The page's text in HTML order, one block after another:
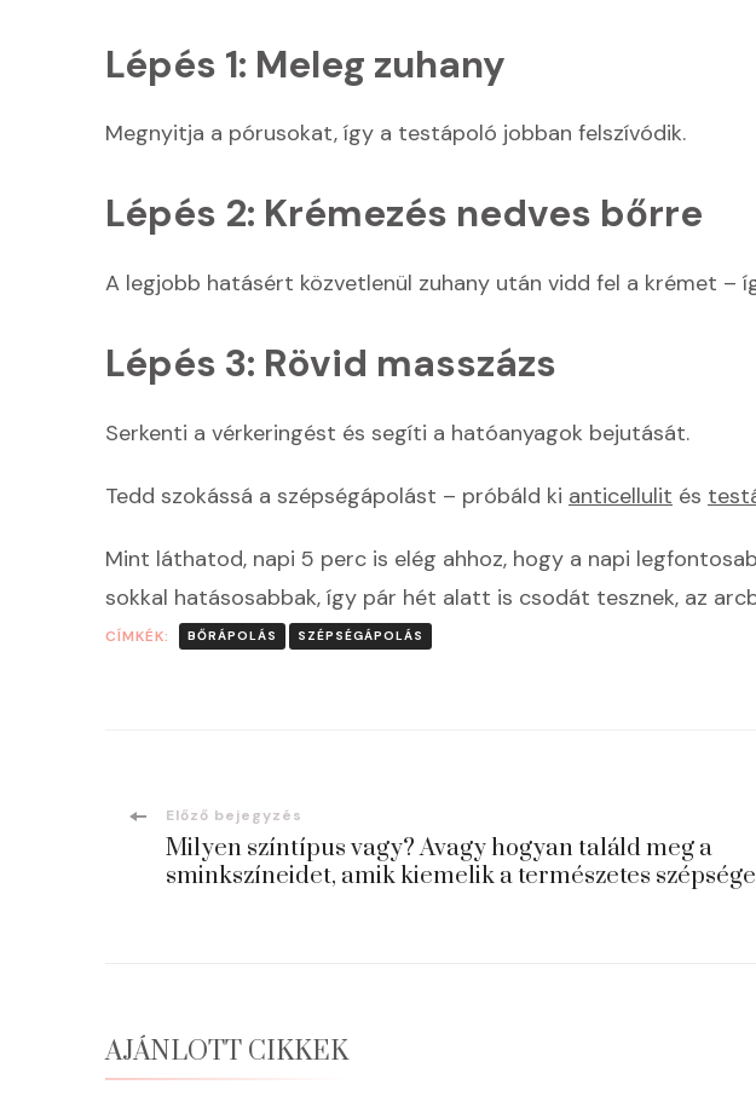
Lépés 1: Meleg zuhany
Megnyitja a pórusokat, így a testápoló jobban felszívódik.
Lépés 2: Krémezés nedves bőrre
A legjobb hatásért közvetlenül zuhany után vidd fel a krémet –
Lépés 3: Rövid masszázs
Serkenti a vérkeringést és segíti a hatóanyagok bejutását.
Tedd szokássá a szépségápolást – próbáld ki anticellulit és
Mint láthatod, napi 5 perc is elég ahhoz, hogy a napi
sokkal hatásosabbak, így pár hét alatt is csodát tesznek, az
CÍMKÉK: BŐRÁPOLÁS SZÉPSÉGÁPOLÁS
Bejegyzések
navigációja
Előző bejegyzés
Milyen színtípus vagy? Avagy hogyan találd meg a
sminkszíneidet, amik kiemelik a természetes
AJÁNLOTT CIKKEK